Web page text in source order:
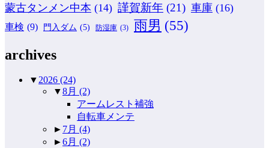
蒙古タンメン中本 (14) 謹賀新年 (21) 車庫 (16)
車検 (9) 門入ダム (5) 防湿庫 (3) 雨男 (55)
archives
▼2026 (24)
▼8月 (2)
アームレスト補強
自転車メンテ
► 7月 (4)
►6月 (2)